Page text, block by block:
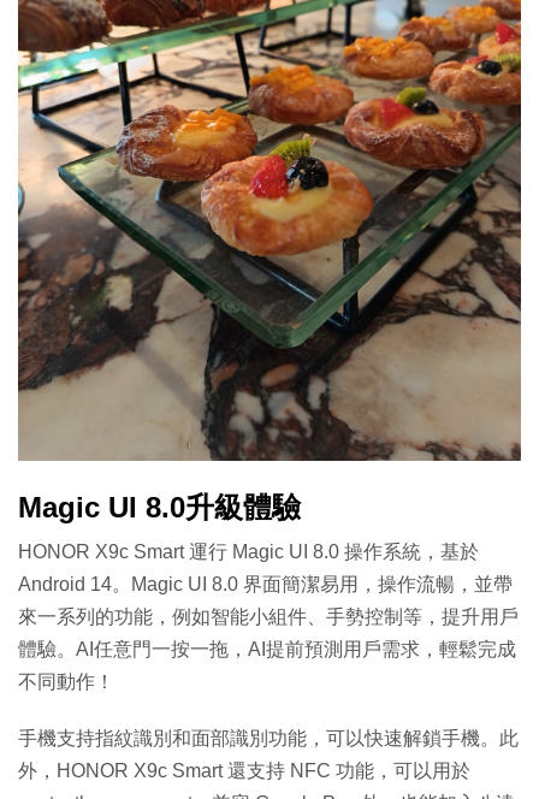
Magic UI 8.0升級體驗
HONOR X9c Smart 運行 Magic UI 8.0 操作系統，基於
Android 14。Magic UI 8.0 界面簡潔易用，操作流暢，並帶
來一系列的功能，例如智能小組件、手勢控制等，提升用戶
體驗。AI任意門一按一拖，AI提前預測用戶需求，輕鬆完成
不同動作！
手機支持指紋識別和面部識別功能，可以快速解鎖手機。此
外，HONOR X9c Smart 還支持 NFC 功能，可以用於